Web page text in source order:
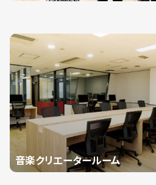
音楽クリエータールーム